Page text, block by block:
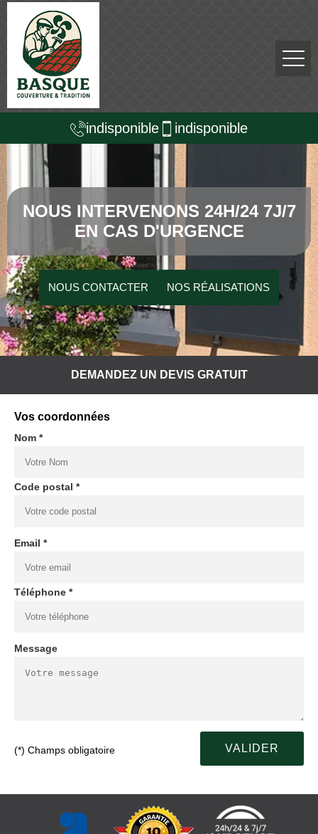
indisponible indisponible
NOUS INTERVENONS 24H/24 7J/7
EN CAS D'URGENCE
NOUS CONTACTER NOS RÉALISATIONS
DEMANDEZ UN DEVIS GRATUIT
Vos coordonnées
Nom *
Code postal *
Email *
Téléphone *
Message
(*) Champs obligatoire